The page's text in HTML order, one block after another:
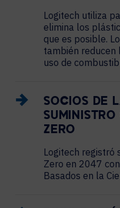
Logitech utiliza
elimina los
que es posible.
también reducen
uso de
SOCIOS DE
ZERO
Logitech registró
Zero en 2047
Basados en la